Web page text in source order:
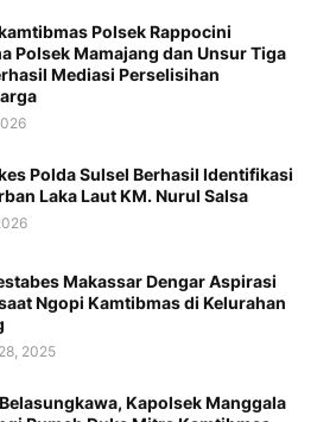
Polsek Rappocini
Polsek Mamajang dan Unsur Tiga
Mediasi Perselisihan
Polda Sulsel Berhasil Identifikasi
Laka Laut KM. Nurul Salsa
Makassar Dengar Aspirasi
Ngopi Kamtibmas di Kelurahan
2025
Kapolsek Manggala